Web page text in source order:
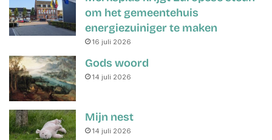
om het gemeentehuis
energiezuiniger te maken
16 juli 2026
Gods woord
14 juli 2026
Mijn nest
14 juli 2026